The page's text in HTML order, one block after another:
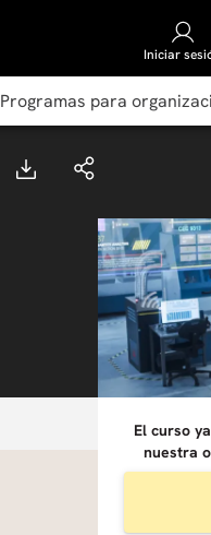
Iniciar
Programas para
El curso
nuestra